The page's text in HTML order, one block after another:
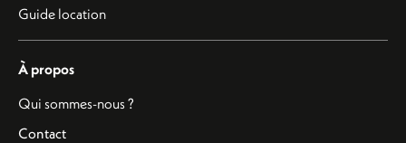
Guide location
À propos
Qui sommes-nous ?
Contact